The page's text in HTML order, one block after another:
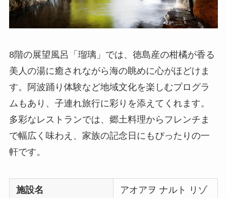
8階の展望風呂「瑠璃」では、徳島産の柑橘が香る
美人の湯に癒されながら海の眺めに心がほどけま
す。阿波踊り体験など地域文化を楽しむプログラ
ムもあり、子連れ旅行に彩りを添えてくれます。
多彩なレストランでは、郷土料理からフレンチま
で幅広く味わえ、家族の記念日にもぴったりの一
軒です。
施設名
アオアヲ ナルト リゾ